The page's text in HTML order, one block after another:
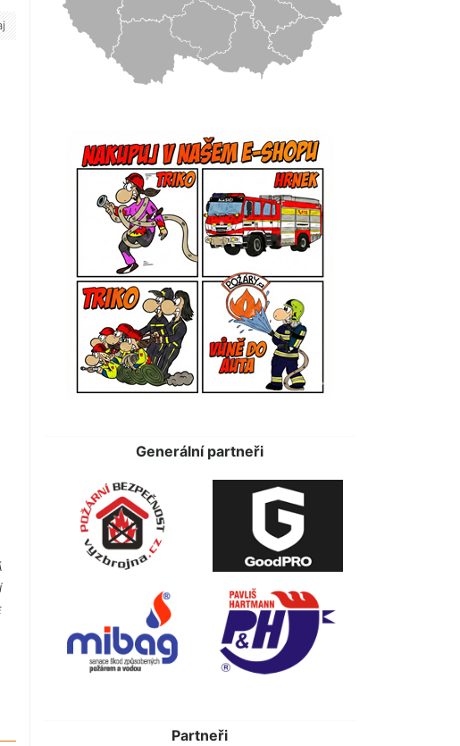
Generální partneři
Partneři